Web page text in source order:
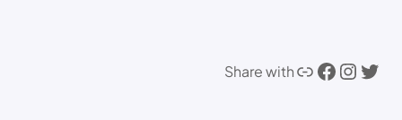
Share withLink Facebook Instagram Twitter